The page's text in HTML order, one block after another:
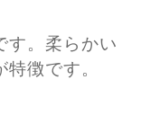
す。柔らかい
徴です。